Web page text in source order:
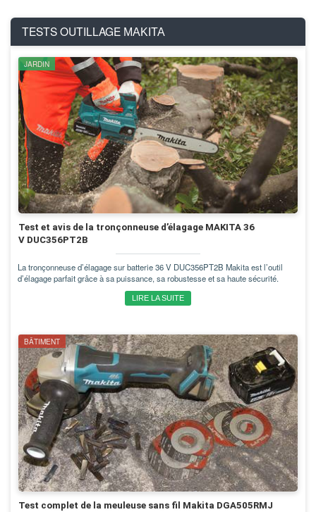
TESTS OUTILLAGE MAKITA
JARDIN
Test et avis de la tronçonneuse d’élagage MAKITA 36
V DUC356PT2B
La tronçonneuse d’élagage sur batterie 36 V DUC356PT2B Makita est l’outil
d’élagage parfait grâce à sa puissance, sa robustesse et sa haute sécurité.
LIRE LA SUITE
BÂTIMENT
Test complet de la meuleuse sans fil Makita DGA505RMJ